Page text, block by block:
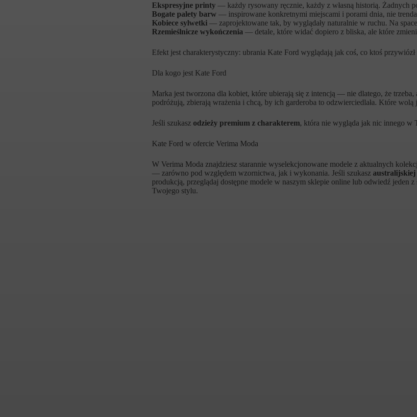
Ekspresyjne printy— każdy rysowany ręcznie, każdy z własną historią. Żadnych
Bogate palety barw — inspirowane konkretnymi miejscami i porami dnia, nie
Kobiece sylwetki— zaprojektowane tak, by wyglądały naturalnie w ruchu. Na
Rzemieślnicze wykończenia — detale, które widać dopiero z bliska, ale które
Efekt jest charakterystyczny: ubrania Kate Ford wyglądają jak coś, co ktoś
Dla kogo jest Kate Ford
Marka jest tworzona dla kobiet, które ubierają się z intencją — nie dlatego, że
podróżują, zbierają wrażenia i chcą, by ich garderoba to odzwierciedlała. Które
Jeśli szukasz odzieży premium z charakterem, która nie wygląda jak nic innego w
Kate Ford w ofercie Verima Moda
W Verima Moda znajdziesz starannie wyselekcjonowane modele z aktualnych
— zarówno pod względem wzornictwa, jak i wykonania. Jeśli szukasz australijskiej
produkcją, przeglądaj dostępne modele w naszym sklepie online lub odwiedź jeden
Twojego stylu.